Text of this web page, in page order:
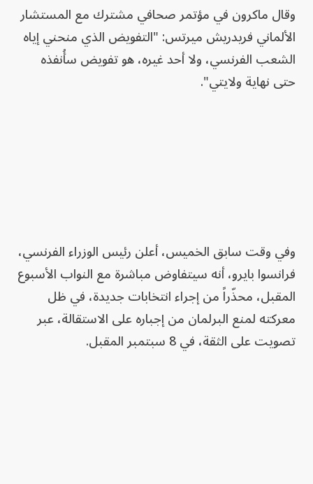
وقال ماكرون في مؤتمر صحافي مشترك مع المستشار
الألماني فريدريش ميرتس: "التفويض الذي منحني إياه
الشعب الفرنسي، ولا أحد غيره، هو تفويض سأُنفذه
حتى نهاية ولايتي".
وفي وقت سابق الخميس، أعلن رئيس الوزراء الفرنسي،
فرانسوا بايرو، أنه سيتفاوض مباشرة مع النواب الأسبوع
المقبل، محذّراً من إجراء انتخابات جديدة، في ظل
معركته لمنع البرلمان من إجباره على الاستقالة، عبر
تصويت على الثقة، في 8 سبتمبر المقبل.